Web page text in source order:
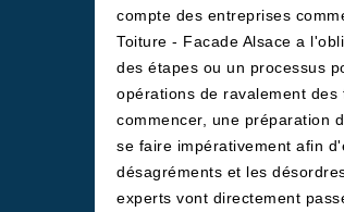
compte des entreprises
Toiture - Facade Alsace a
des étapes ou un processus
opérations de ravalement des
commencer, une préparation
se faire impérativement afin
désagréments et les
experts vont directement